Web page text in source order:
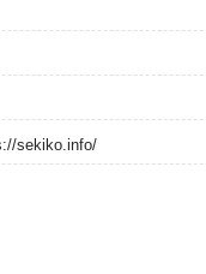
sekiko.info/